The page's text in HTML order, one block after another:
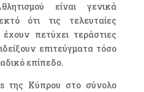
είναι γενικά
ότι τις τελευταίες
πετύχει τεράστιες
επιτεύγματα τόσο
επίπεδο.
της Κύπρου στο σύνολο